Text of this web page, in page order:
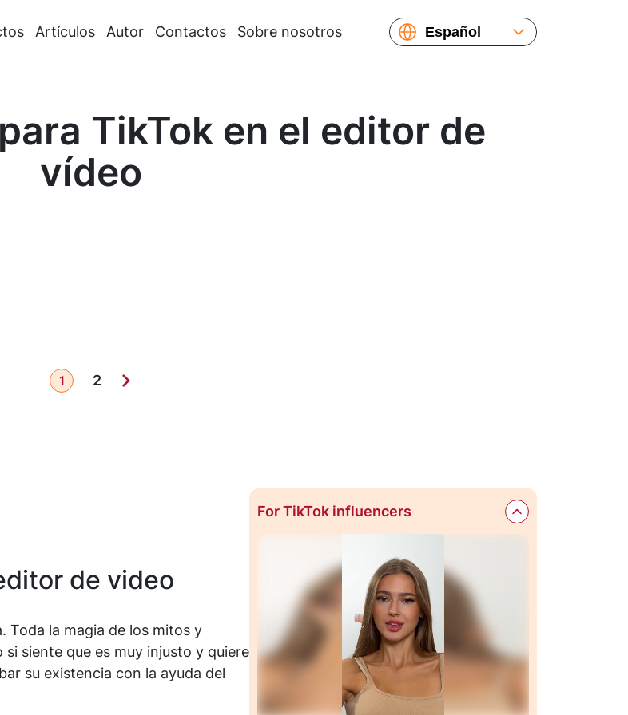
Artículos Autor Contactos Sobre nosotros
Español
Français
TikTok en el editor de
vídeo
1 2
de video
Toda la magia de los mitos y
siente que es muy injusto y quiere
su existencia con la ayuda del
For TikTok influencers